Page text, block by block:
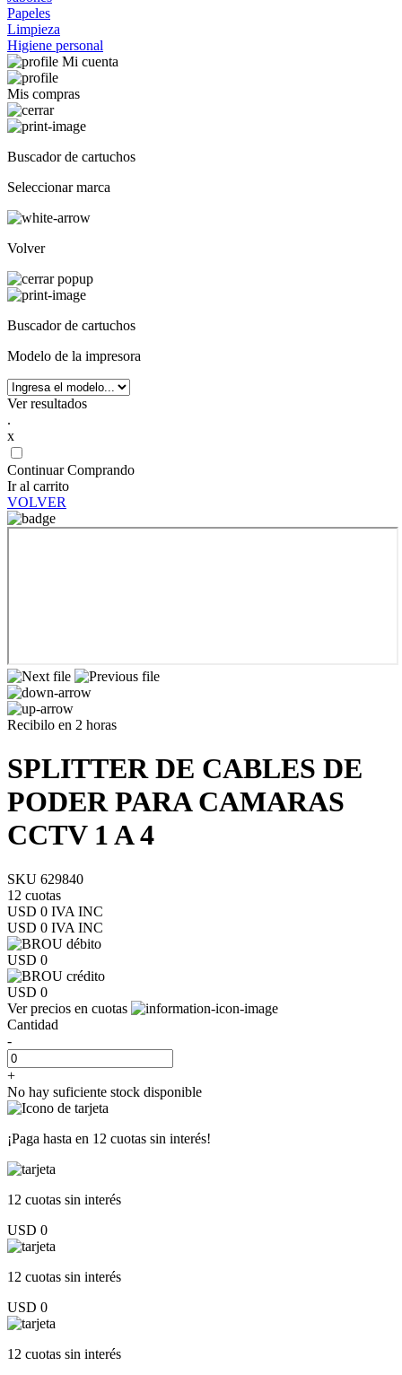
Papeles
Limpieza
Higiene personal
Mi cuenta
Mis compras
Buscador de cartuchos
Seleccionar marca
Volver
Buscador de cartuchos
Modelo de la impresora
Ver resultados
.
x
Continuar Comprando
Ir al carrito
VOLVER
Recibilo en 2 horas
SPLITTER DE CABLES DE
PODER PARA CAMARAS
CCTV 1 A 4
SKU 629840
12 cuotas
USD 0 IVA INC
USD 0 IVA INC
USD 0
USD 0
Ver precios en cuotas
Cantidad
-
+
No hay suficiente stock disponible
¡Paga hasta en 12 cuotas sin interés!
12 cuotas sin interés
USD 0
12 cuotas sin interés
USD 0
12 cuotas sin interés